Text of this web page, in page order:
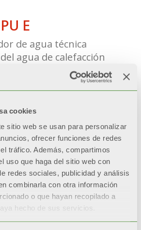
cookies
sitio web se usan para personalizar
ofrecer funciones de redes
tráfico. Además, compartimos
uso que haga del sitio web con
redes sociales, publicidad y análisis
combinarla con otra información
o que hayan recopilado a
hecho de sus servicios.
E
de agua técnica
agua de calefacción
50, 100